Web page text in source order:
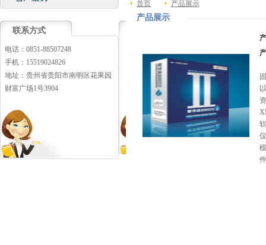
联系方式
电话：0851-88507248
手机：15519024826
地址：贵州省贵阳市南明区花果园
财富广场1号3904
首页 产品展示
产品展示